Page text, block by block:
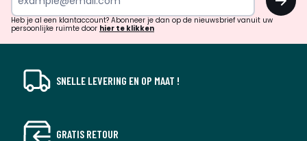
verrassingen?
Heb je al een klantaccount? Abonneer je dan op de nieuwsbrief vanuit uw
persoonlijke ruimte door hier te klikken
SNELLE LEVERING EN OP MAAT !
GRATIS RETOUR